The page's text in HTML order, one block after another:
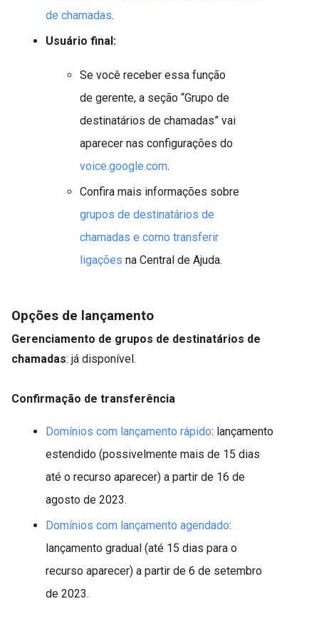
de chamadas.
Usuário final:
Se você receber essa função
de gerente, a seção “Grupo de
destinatários de chamadas” vai
aparecer nas configurações do
voice.google.com.
Confira mais informações sobre
grupos de destinatários de
chamadas e como transferir
ligações na Central de Ajuda.
Opções de lançamento
Gerenciamento de grupos de destinatários de
chamadas: já disponível.
Confirmação de transferência
Domínios com lançamento rápido: lançamento
estendido (possivelmente mais de 15 dias
até o recurso aparecer) a partir de 16 de
agosto de 2023.
Domínios com lançamento agendado:
lançamento gradual (até 15 dias para o
recurso aparecer) a partir de 6 de setembro
de 2023.